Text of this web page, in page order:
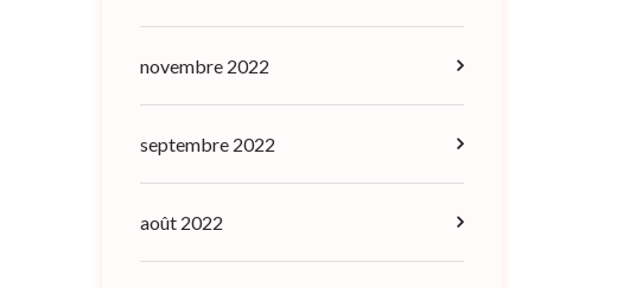
novembre 2022
septembre 2022
août 2022